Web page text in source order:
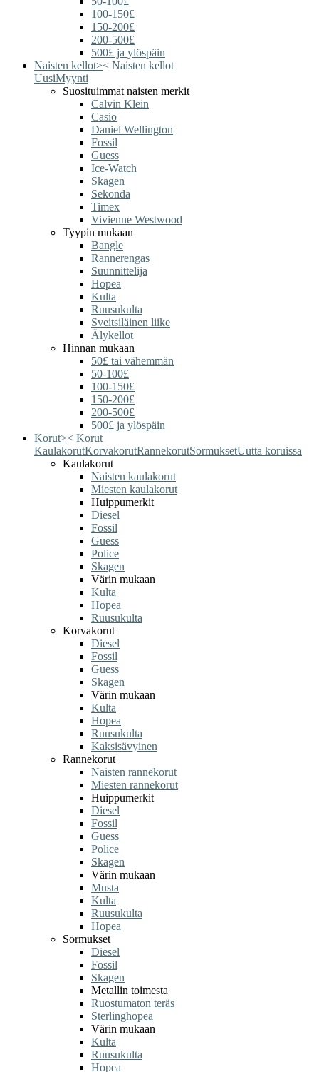
100-150£
150-200£
200-500£
500£ ja ylöspäin
Naisten kellot>< Naisten kellot
UusiMyynti
Suosituimmat naisten merkit
Calvin Klein
Casio
Daniel Wellington
Fossil
Guess
Ice-Watch
Skagen
Sekonda
Timex
Vivienne Westwood
Tyypin mukaan
Bangle
Rannerengas
Suunnittelija
Hopea
Kulta
Ruusukulta
Sveitsiläinen liike
Älykellot
Hinnan mukaan
50£ tai vähemmän
50-100£
100-150£
150-200£
200-500£
500£ ja ylöspäin
Korut>< Korut
KaulakorutKorvakorutRannekorutSormuksetUutta koruissa
Kaulakorut
Naisten kaulakorut
Miesten kaulakorut
Huippumerkit
Diesel
Fossil
Guess
Police
Skagen
Värin mukaan
Kulta
Hopea
Ruusukulta
Korvakorut
Diesel
Fossil
Guess
Skagen
Värin mukaan
Kulta
Hopea
Ruusukulta
Kaksisävyinen
Rannekorut
Naisten rannekorut
Miesten rannekorut
Huippumerkit
Diesel
Fossil
Guess
Police
Skagen
Värin mukaan
Musta
Kulta
Ruusukulta
Hopea
Sormukset
Diesel
Fossil
Skagen
Metallin toimesta
Ruostumaton teräs
Sterlinghopea
Värin mukaan
Kulta
Ruusukulta
Hopea